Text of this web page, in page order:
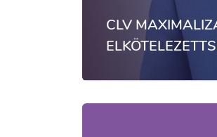
CLV